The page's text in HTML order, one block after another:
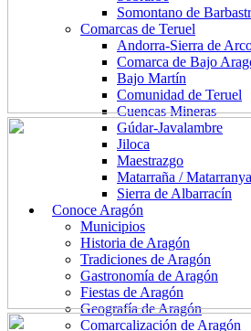
Somontano de
Comarcas de Teruel
Andorra-Sierra de
Comarca de Bajo
Bajo Martín
Comunidad de Teruel
Cuencas Mineras
Gúdar-Javalambre
Jiloca
Maestrazgo
Matarraña / Matarranya
Sierra de Albarracín
Conoce Aragón
Municipios
Historia de Aragón
Tradiciones de Aragón
Gastronomía de Aragón
Fiestas de Aragón
Geografía de Aragón
Comarcalización de Aragón